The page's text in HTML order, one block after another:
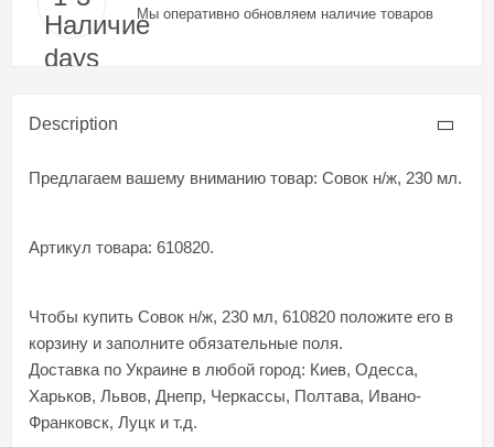
Мы оперативно обновляем наличие товаров
Description
Предлагаем вашему вниманию товар: Совок н/ж, 230 мл.
Артикул товара: 610820.
Чтобы купить Совок н/ж, 230 мл, 610820 положите его в
корзину и заполните обязательные поля.
Доставка по Украине в любой город: Киев, Одесса,
Харьков, Львов, Днепр, Черкассы, Полтава, Ивано-
Франковск, Луцк и т.д.